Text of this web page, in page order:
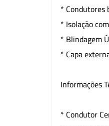
* Condutores
* Isolação
* Blindagem
* Capa
Informações
* Condutor